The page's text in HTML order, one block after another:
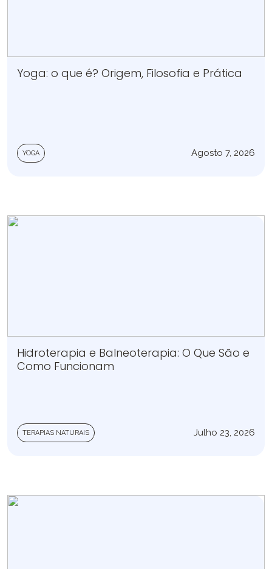
Yoga: o que é? Origem, Filosofia e Prática
YOGA Agosto 7, 2026
Hidroterapia e Balneoterapia: O Que São e
Como Funcionam
TERAPIAS NATURAIS Julho 23, 2026